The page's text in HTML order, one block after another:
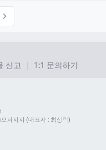
신고 1:1 문의하기
피지지 (대표자 : 최상락)